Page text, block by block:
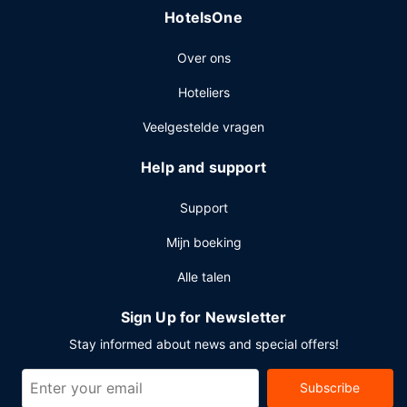
conferentiecentrum en 5 vergaderruimtes. Ter plaatse heb
HotelsOne
Over ons
Hoteliers
Veelgestelde vragen
Help and support
Support
Mijn boeking
Alle talen
Sign Up for Newsletter
Stay informed about news and special offers!
Subscribe